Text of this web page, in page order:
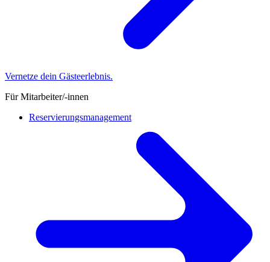
Vernetze dein Gästeerlebnis.
Für Mitarbeiter/-innen
Reservierungsmanagement